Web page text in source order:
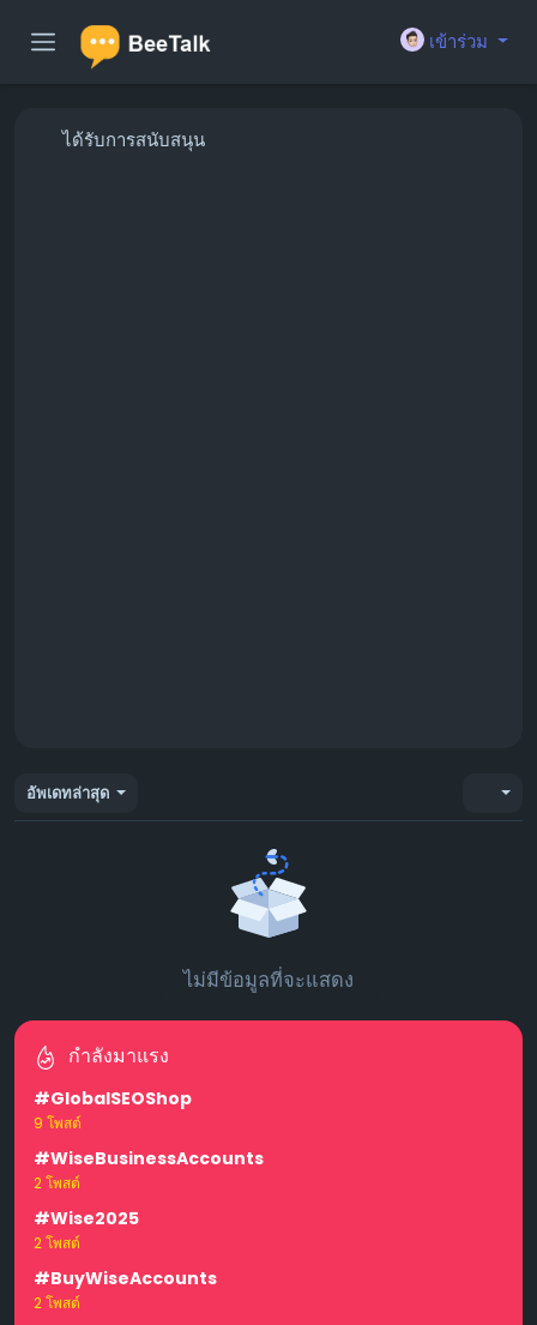
เข้าร่วม
ได้รับการสนับสนุน
อัพเดทล่าสุด
ไม่มีข้อมูลที่จะแสดง
กำลังมาแรง
#GlobalSEOShop
9 โพสต์
#WiseBusinessAccounts
2 โพสต์
#Wise2025
2 โพสต์
#BuyWiseAccounts
2 โพสต์